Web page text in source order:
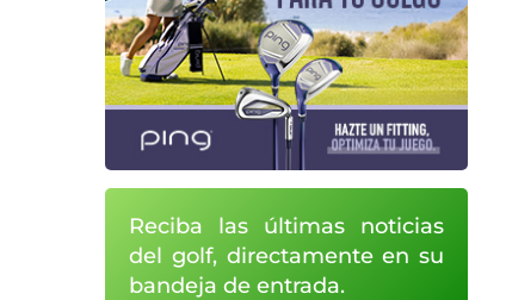
Reciba las últimas noticias
del golf, directamente en su
bandeja de entrada.